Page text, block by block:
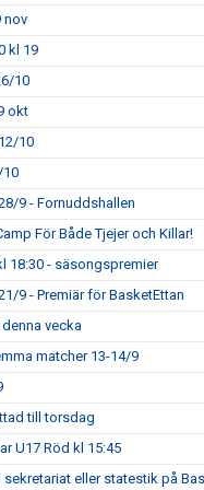
nov
kl 19
10
okt
10
10
9 - Fornuddshallen
För Både Tjejer och Killar!
18:30 - säsongspremier
9 - Premiär för BasketEttan
vecka
matcher 13-14/9
till torsdag
U17 Röd kl 15:45
eller statestik på